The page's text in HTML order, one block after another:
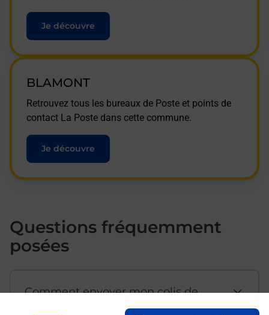
Je découvre
BLAMONT
Retrouvez tous les bureaux de Poste et points de
contact La Poste dans cette commune.
Je découvre
Questions fréquemment
posées
Comment envoyer mon colis de